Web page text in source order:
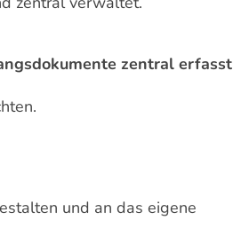
zentral erfasst
und an das eigene